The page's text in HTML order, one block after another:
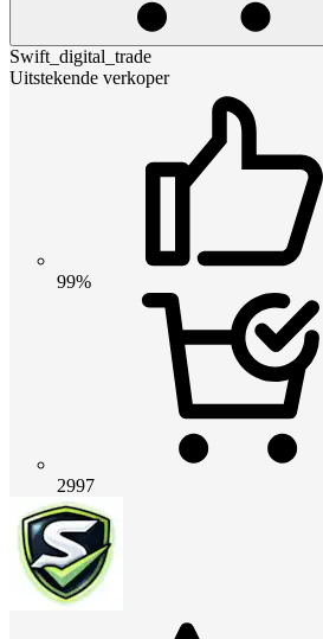
Swift_digital_trade
Uitstekende verkoper
99%
2997